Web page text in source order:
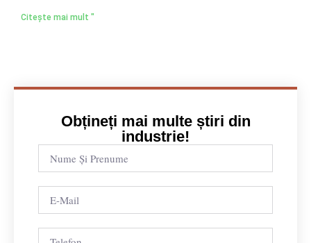
Citește mai mult "
Obțineți mai multe știri din
industrie!